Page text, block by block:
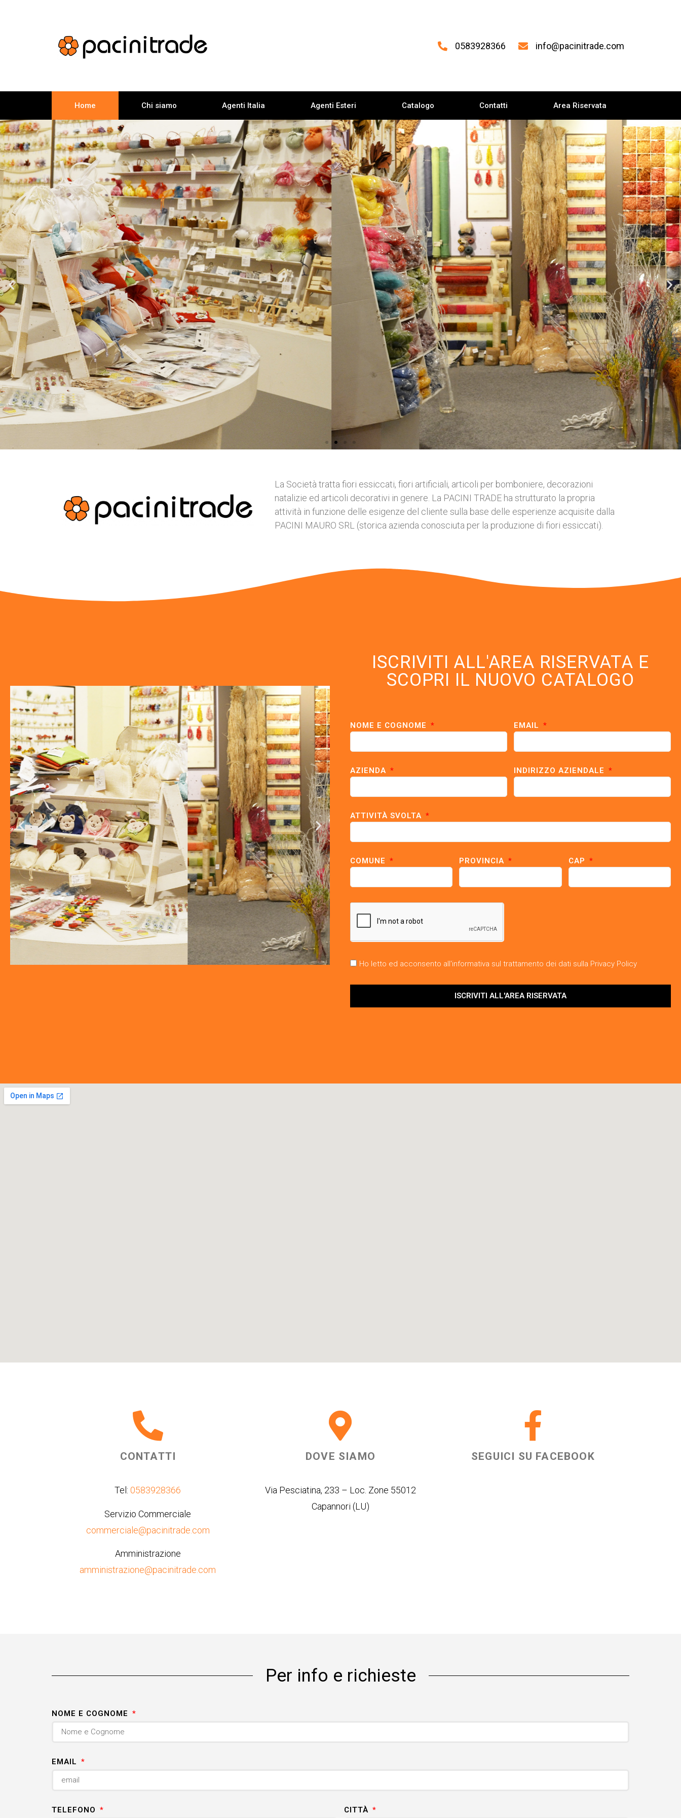
0583928366 info@pacinitrade.com
Home Chi siamo Agenti Italia Agenti Esteri Catalogo Contatti Area Riservata
La Società tratta fiori essiccati, fiori artificiali, articoli per bomboniere, decorazioni
natalizie ed articoli decorativi in genere. La PACINI TRADE ha strutturato la propria
attività in funzione delle esigenze del cliente sulla base delle esperienze acquisite dalla
PACINI MAURO SRL (storica azienda conosciuta per la produzione di fiori essiccati).
ISCRIVITI ALL'AREA RISERVATA E
SCOPRI IL NUOVO CATALOGO
NOME E COGNOME EMAIL
AZIENDA INDIRIZZO AZIENDALE
ATTIVITÀ SVOLTA
COMUNE PROVINCIA CAP
Ho letto ed acconsento all'informativa sul trattamento dei dati sulla Privacy Policy
ISCRIVITI ALL'AREA RISERVATA
CONTATTI
Tel:0583928366
Servizio Commerciale
commerciale@pacinitrade.com
Amministrazione
amministrazione@pacinitrade.com
DOVE SIAMO
Via Pesciatina, 233 – Loc. Zone 55012
Capannori (LU)
SEGUICI SU FACEBOOK
Per info e richieste
NOME E COGNOME
EMAIL
TELEFONO CITTÀ